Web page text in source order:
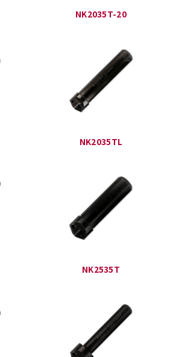
NK2035T-20
NK2035TL
NK2535T